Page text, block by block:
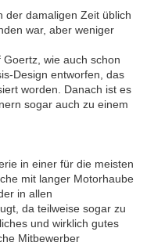
der damaligen Zeit üblich
war, aber weniger
wie auch schon
Design entworfen, das
worden. Danach ist es
sogar auch zu einem
in einer für die meisten
mit langer Motorhaube
in allen
da teilweise sogar zu
und wirklich gutes
Mitbewerber